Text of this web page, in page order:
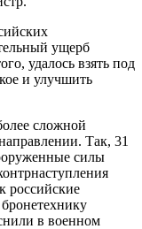
ущерб
удалось взять под
и улучшить
сложной
Так, 31
силы
российские
в военном